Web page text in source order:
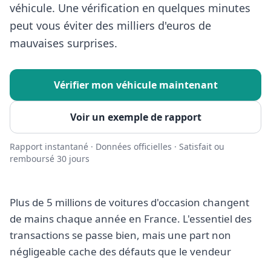
véhicule. Une vérification en quelques minutes
peut vous éviter des milliers d'euros de
mauvaises surprises.
Vérifier mon véhicule maintenant
Voir un exemple de rapport
Rapport instantané · Données officielles · Satisfait ou
remboursé 30 jours
Plus de 5 millions de voitures d'occasion changent
de mains chaque année en France. L'essentiel des
transactions se passe bien, mais une part non
négligeable cache des défauts que le vendeur